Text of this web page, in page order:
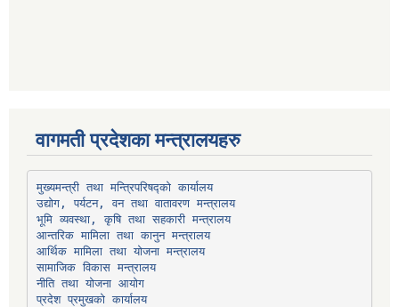
वागमती प्रदेशका मन्त्रालयहरु
मुख्यमन्त्री तथा मन्त्रिपरिषद्को कार्यालय
उद्योग, पर्यटन, वन तथा वातावरण मन्त्रालय
भूमि व्यवस्था, कृषि तथा सहकारी मन्त्रालय
आन्तरिक मामिला तथा कानुन मन्त्रालय
आर्थिक मामिला तथा योजना मन्त्रालय
सामाजिक विकास मन्त्रालय
नीति तथा योजना आयोग
प्रदेश प्रमुखको कार्यालय